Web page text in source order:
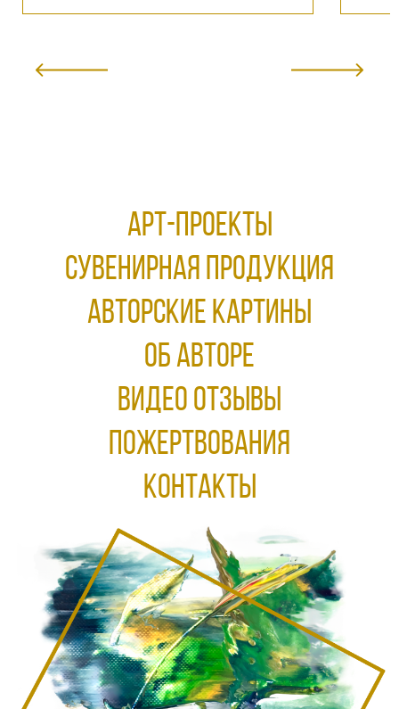
АРТ-ПРОЕКТЫ
Сувенирная продукция
АВТОРСКИЕ КАРТИНЫ
ОБ АВТОРЕ
ВИДЕО ОТЗЫВЫ
ПОЖЕРТВОВАНИЯ
КОНТАКТЫ